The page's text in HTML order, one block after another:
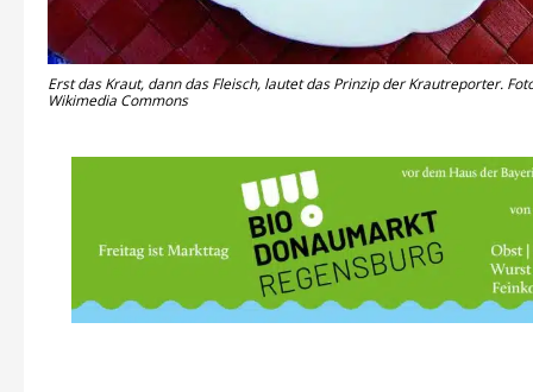
Erst das Kraut, dann das Fleisch, lautet das Prinzip der Krautreporter.
Wikimedia Commons